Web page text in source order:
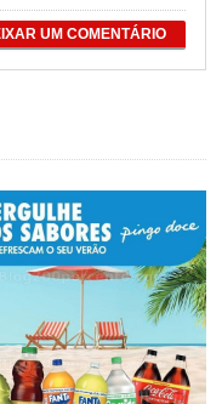
UM COMENTÁRIO